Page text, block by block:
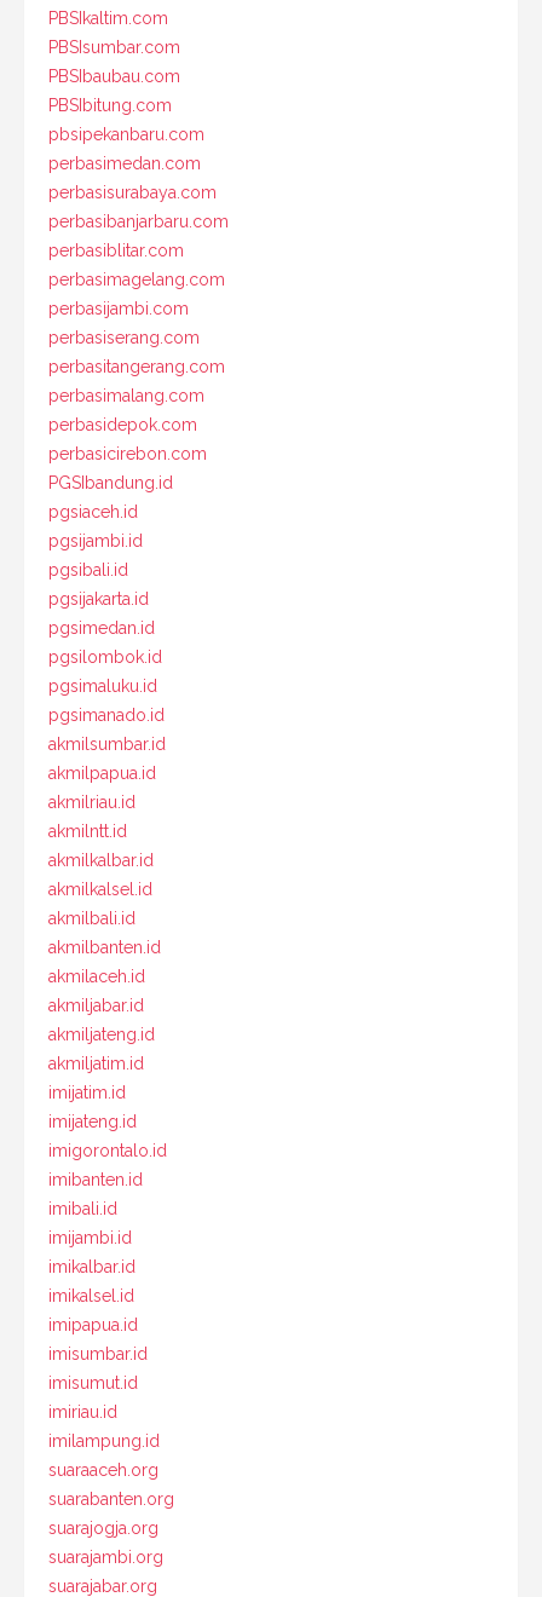
PBSIkaltim.com
PBSIsumbar.com
PBSIbaubau.com
PBSIbitung.com
pbsipekanbaru.com
perbasimedan.com
perbasisurabaya.com
perbasibanjarbaru.com
perbasiblitar.com
perbasimagelang.com
perbasijambi.com
perbasiserang.com
perbasitangerang.com
perbasimalang.com
perbasidepok.com
perbasicirebon.com
PGSIbandung.id
pgsiaceh.id
pgsijambi.id
pgsibali.id
pgsijakarta.id
pgsimedan.id
pgsilombok.id
pgsimaluku.id
pgsimanado.id
akmilsumbar.id
akmilpapua.id
akmilriau.id
akmilntt.id
akmilkalbar.id
akmilkalsel.id
akmilbali.id
akmilbanten.id
akmilaceh.id
akmiljabar.id
akmiljateng.id
akmiljatim.id
imijatim.id
imijateng.id
imigorontalo.id
imibanten.id
imibali.id
imijambi.id
imikalbar.id
imikalsel.id
imipapua.id
imisumbar.id
imisumut.id
imiriau.id
imilampung.id
suaraaceh.org
suarabanten.org
suarajogja.org
suarajambi.org
suarajabar.org